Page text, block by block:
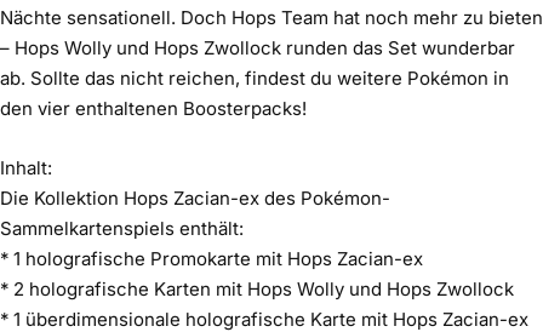
Nächte sensationell. Doch Hops Team hat noch mehr zu bieten
– Hops Wolly und Hops Zwollock runden das Set wunderbar
ab. Sollte das nicht reichen, findest du weitere Pokémon in
den vier enthaltenen Boosterpacks!
Inhalt:
Die Kollektion Hops Zacian-ex des Pokémon-
Sammelkartenspiels enthält:
* 1 holografische Promokarte mit Hops Zacian-ex
* 2 holografische Karten mit Hops Wolly und Hops Zwollock
* 1 überdimensionale holografische Karte mit Hops Zacian-ex